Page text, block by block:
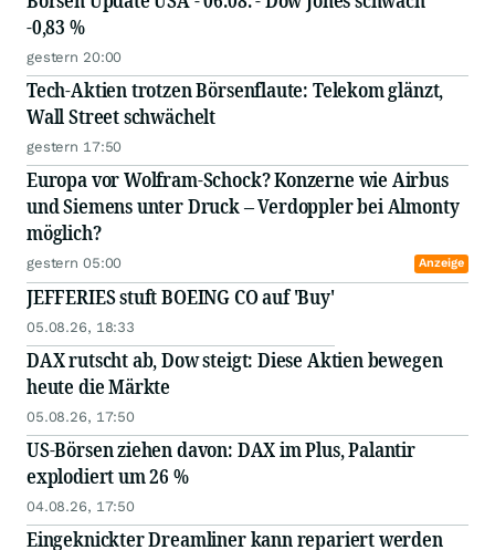
-0,83 %
gestern 20:00
Tech-Aktien trotzen Börsenflaute: Telekom glänzt,
Wall Street schwächelt
gestern 17:50
Europa vor Wolfram-Schock? Konzerne wie Airbus
und Siemens unter Druck – Verdoppler bei Almonty
möglich?
gestern 05:00 Anzeige
JEFFERIES stuft BOEING CO auf 'Buy'
05.08.26, 18:33
DAX rutscht ab, Dow steigt: Diese Aktien bewegen
heute die Märkte
05.08.26, 17:50
US-Börsen ziehen davon: DAX im Plus, Palantir
explodiert um 26 %
04.08.26, 17:50
Eingeknickter Dreamliner kann repariert werden